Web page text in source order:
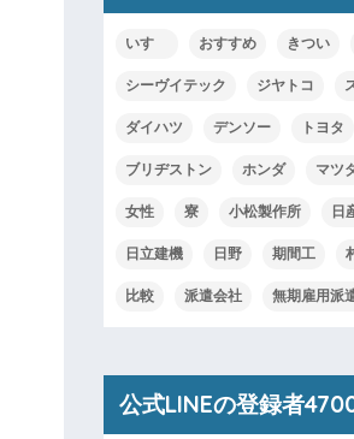
いすゞ おすすめ きつい
シーヴイテック ジヤトコ
ダイハツ デンソー トヨタ
ブリヂストン ホンダ マツ
女性 寮 小松製作所 日
日立建機 日野 期間工
比較 派遣会社 無期雇用派
公式LINEの登録者